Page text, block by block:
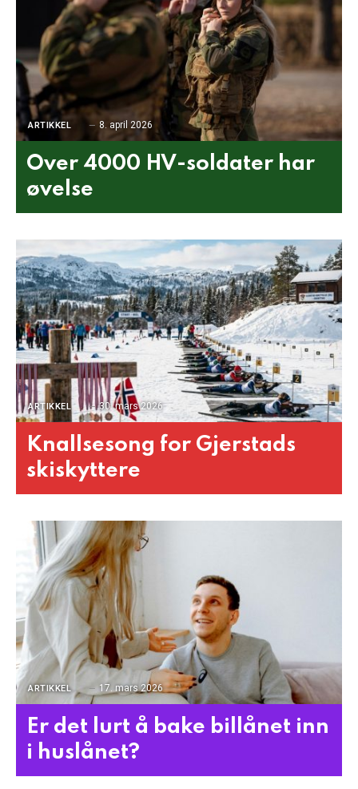
ARTIKKEL 8. april 2026
Over 4000 HV-soldater har
øvelse
ARTIKKEL 30. mars 2026
Knallsesong for Gjerstads
skiskyttere
ARTIKKEL 17. mars 2026
Er det lurt å bake billånet inn
i huslånet?